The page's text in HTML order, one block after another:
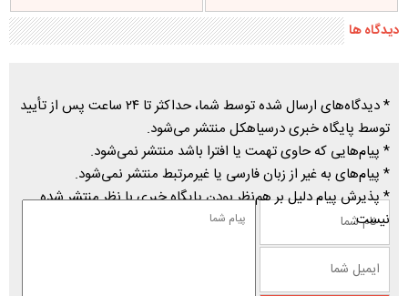
دیدگاه ها
* دیدگاه‌های ارسال شده توسط شما، حداکثر تا ۲۴ ساعت پس از تأیید
توسط پایگاه خبری درسیاهکل منتشر می‌شود.
* پیام‌هایی که حاوی تهمت یا افترا باشد منتشر نمی‌شود.
* پیام‌های به غیر از زبان فارسی یا غیرمرتبط منتشر نمی‌شود.
* پذیرش پیام دلیل بر هم‌نظر بودن پایگاه خبری با نظر منتشر شده
نیست.